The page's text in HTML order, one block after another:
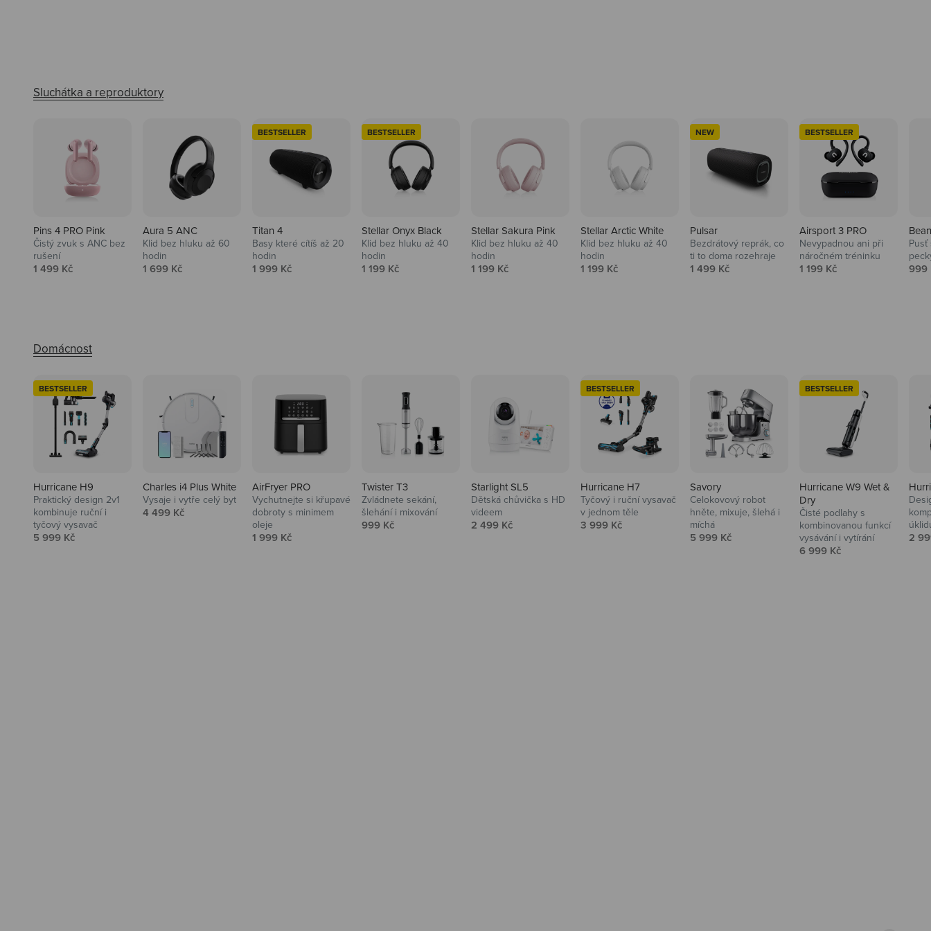
Pins 4 PRO Pink
Čistý zvuk s ANC bez
rušení
Prodejní cena
1 499 Kč
Aura 5 ANC
Klid bez hluku až 60
hodin
Prodejní cena
1 699 Kč
BESTSELLER
Titan 4
Basy které cítíš až 20
hodin
Prodejní cena
1 999 Kč
BESTSELLER
Stellar Onyx Black
Klid bez hluku až 40
hodin
Prodejní cena
1 199 Kč
Stellar Sakura Pink
Klid bez hluku až 40
hodin
Prodejní cena
1 199 Kč
Stellar Arctic White
Klid bez hluku až 40
hodin
Prodejní cena
1 199 Kč
NEW
Pulsar
Bezdrátový reprák, co
ti to doma rozehraje
Prodejní cena
1 499 Kč
BESTSELLER
Airsport 3 PRO
Nevypadnou ani při
náročném tréninku
Prodejní cena
1 199 Kč 999
BESTSELLER
Hurricane H9
Praktický design 2v1
kombinuje ruční i
tyčový vysavač
Prodejní cena
5 999 Kč
Charles i4 Plus White
Vysaje i vytře celý byt
Prodejní cena
4 499 Kč
AirFryer PRO
Vychutnejte si křupavé
dobroty s minimem
oleje
Prodejní cena
1 999 Kč
Twister T3
Zvládnete sekání,
šlehání i mixování
Prodejní cena
999 Kč
Starlight SL5
Dětská chůvička s HD
videem
Prodejní cena
2 499 Kč
BESTSELLER
Hurricane H7
Tyčový i ruční vysavač
v jednom těle
Prodejní cena
3 999 Kč
Savory
Celokovový robot
hněte, mixuje, šlehá i
míchá
Prodejní cena
5 999 Kč
BESTSELLER
Hurricane W9 Wet &
Dry
Čisté podlahy s
kombinovanou funkcí
vysávání i vytírání
Prodejní cena
6 999 Kč
2
Audio
Niceboy sluchátka a repráky ti
padnou do noty.
Domácnost
Vysavače, parťáci do kuchyně i